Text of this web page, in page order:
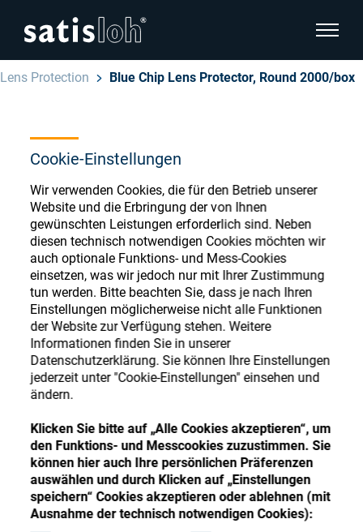
Cookie-Einstellungen
Wir verwenden Cookies, die für den Betrieb unserer
Website und die Erbringung der von Ihnen
gewünschten Leistungen erforderlich sind. Neben
diesen technisch notwendigen Cookies möchten wir
auch optionale Funktions- und Mess-Cookies
einsetzen, was wir jedoch nur mit Ihrer Zustimmung
tun werden. Bitte beachten Sie, dass je nach Ihren
Einstellungen möglicherweise nicht alle Funktionen
der Website zur Verfügung stehen. Weitere
Informationen finden Sie in unserer
Datenschutzerklärung. Sie können Ihre Einstellungen
jederzeit unter "Cookie-Einstellungen" einsehen und
ändern.
Klicken Sie bitte auf „Alle Cookies akzeptieren“, um
den Funktions- und Messcookies zuzustimmen. Sie
können hier auch Ihre persönlichen Präferenzen
auswählen und durch Klicken auf „Einstellungen
speichern“ Cookies akzeptieren oder ablehnen (mit
Ausnahme der technisch notwendigen Cookies):
Deutsch
Brillenoptik
Feinoptik
Über uns
Karriere
Kontakt
Store
Seitennavigation verbergen
English
Español
汉语
Français
Lens Protection Blue Chip Lens Protector, Round 2000/box
Ophthalmic Consumables
Store
Register or Sign-in to access your accounts
and explore our wide range of ophthalmic
consumables
Register Sign-In